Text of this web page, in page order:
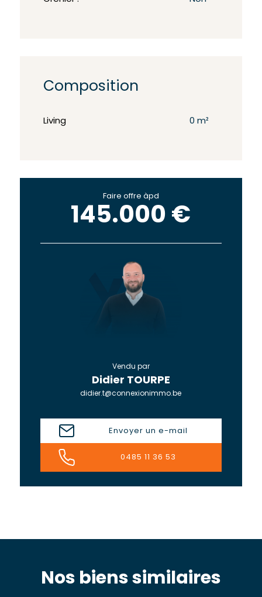
Composition
Living 0 m²
Faire offre àpd
145.000 €
Vendu par
Didier TOURPE
didier.t@connexionimmo.be
Envoyer un e-mail
0485 11 36 53
Nos biens similaires